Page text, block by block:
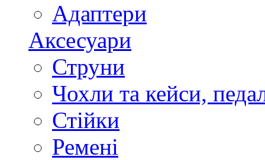
Адаптери
Аксесуари
Струни
Чохли та кейси,
Стійки
Ремені